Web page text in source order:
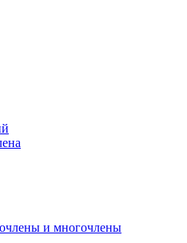
и многочлены